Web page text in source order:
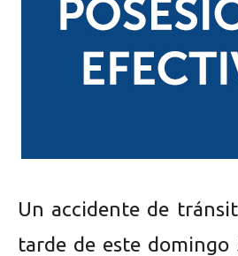
Un accidente de
tarde de este